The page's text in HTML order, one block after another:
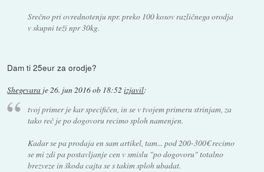
Srečno pri ovrednotenju npr. preko 100 kosov različnega orodja
v skupni teži npr 30kg.
Dam ti 25eur za orodje?
Shegevara je26. jun 2016 ob 18:52 izjavil:
tvoj primer je kar specifičen, in se v tvojem primeru strinjam, za
tako reč je po dogovoru recimo sploh namenjen.
Kadar se pa prodaja en sam artikel, tam... pod 200-300€ recimo
se mi zdi pa postavljanje cen v smislu "po dogovoru" totalno
brezveze in škoda cajta se s takim sploh ubadat.